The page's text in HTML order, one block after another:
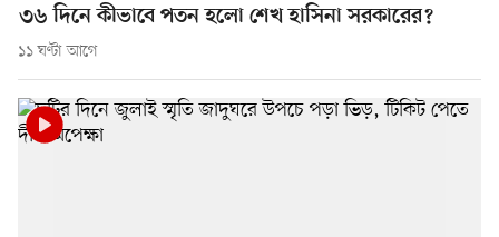
৩৬ দিনে কীভাবে পতন হলো শেখ হাসিনা সরকারের?
১১ ঘণ্টা আগে